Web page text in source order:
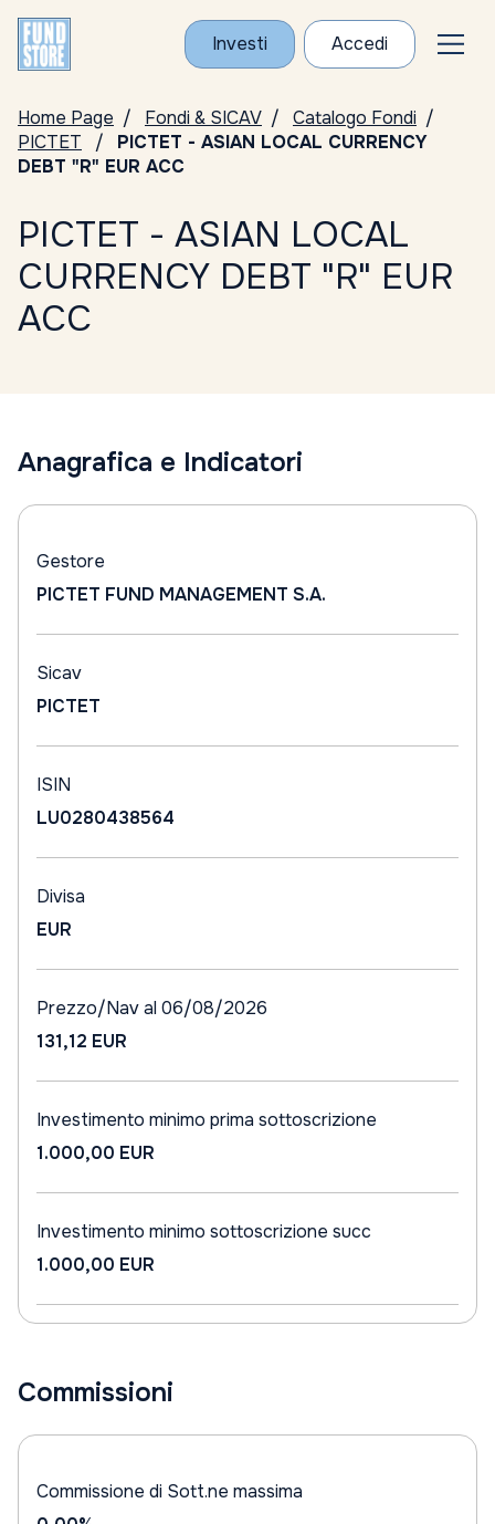
Investi Accedi
Home Page Fondi & SICAV
Catalogo Fondi
PICTET
PICTET - ASIAN LOCAL CURRENCY
DEBT "R" EUR ACC
PICTET - ASIAN LOCAL
CURRENCY DEBT "R" EUR
ACC
Anagrafica e Indicatori
Gestore
PICTET FUND MANAGEMENT S.A.
Sicav
PICTET
ISIN
LU0280438564
Divisa
EUR
Prezzo/Nav al 06/08/2026
131,12 EUR
Investimento minimo prima sottoscrizione
1.000,00 EUR
Investimento minimo sottoscrizione succ
1.000,00 EUR
Commissioni
Commissione di Sott.ne massima